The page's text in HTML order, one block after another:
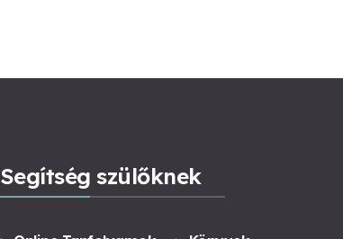
Segítség szülőknek